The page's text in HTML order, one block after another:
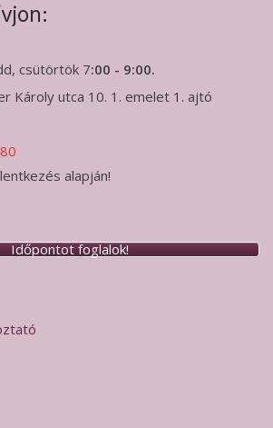
csütörtök 7:00 - 9:00.
Károly utca 10. 1. emelet 1. ajtó
alapján!
Időpontot foglalok!